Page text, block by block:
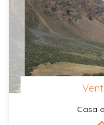
Casa